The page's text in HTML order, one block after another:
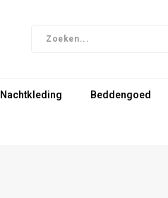
Nachtkleding Beddengoed